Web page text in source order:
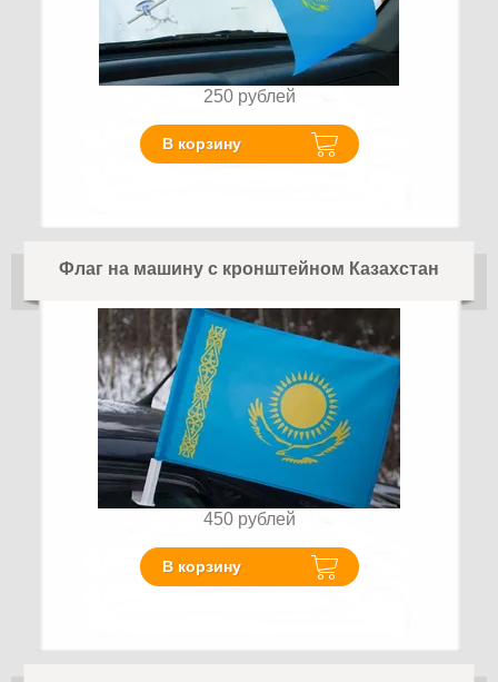
250 рублей
В корзину
Флаг на машину с кронштейном Казахстан
450 рублей
В корзину